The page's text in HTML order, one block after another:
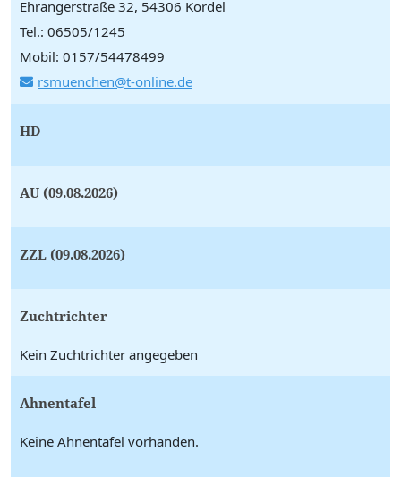
Ehrangerstraße 32, 54306 Kordel
Tel.: 06505/1245
Mobil: 0157/54478499
rsmuenchen@t-online.de
HD
AU (09.08.2026)
ZZL (09.08.2026)
Zuchtrichter
Kein Zuchtrichter angegeben
Ahnentafel
Keine Ahnentafel vorhanden.